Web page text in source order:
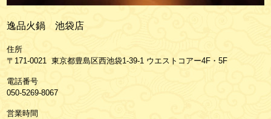
逸品火鍋 池袋店
住所
〒171-0021 東京都豊島区西池袋1-39-1 ウエストコアー4F・5F
電話番号
050-5269-8067
営業時間